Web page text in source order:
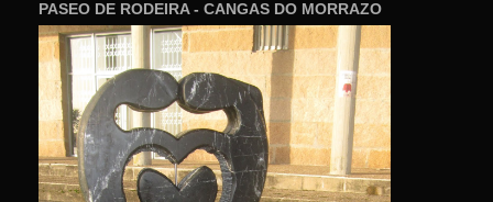
PASEO DE RODEIRA - CANGAS DO MORRAZO